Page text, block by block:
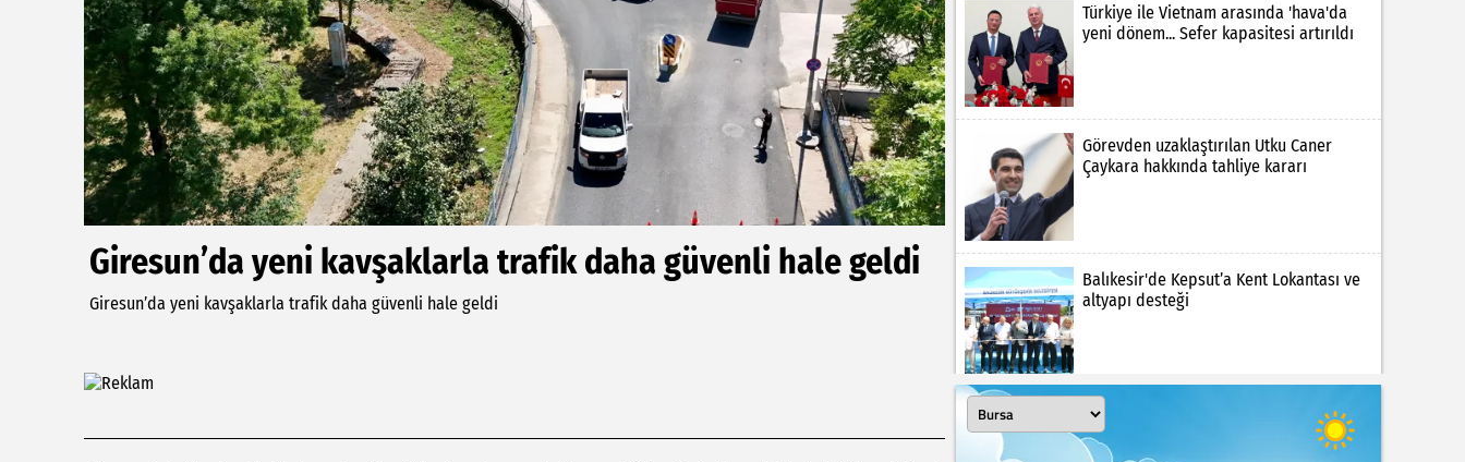
Giresun’da yeni kavşaklarla trafik daha güvenli hale geldi
Giresun’da yeni kavşaklarla trafik daha güvenli hale geldi
Türkiye ile Vietnam arasında 'hava'da
yeni dönem... Sefer kapasitesi artırıldı
Görevden uzaklaştırılan Utku Caner
Çaykara hakkında tahliye kararı
Balıkesir'de Kepsut’a Kent Lokantası ve
altyapı desteği